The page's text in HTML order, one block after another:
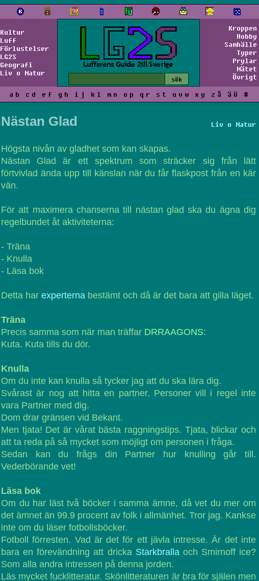
Kultur
Luff
Förlustelser
LG2S
Geografi
Liv o Natur
Kroppen
Hobby
Samhälle
Typer
Prylar
Nätet
Övrigt
a b c d e f g h i j k l m n o p q r s t u v w x y z å ä ö #
Liv o Natur
Nästan Glad
Högsta nivån av gladhet som kan skapas.
Nästan Glad är ett spektrum som sträcker sig från lätt
förtvivlad ända upp till känslan när du får flaskpost från en kär
vän.
För att maximera chanserna till nästan glad ska du ägna dig
regelbundet åt aktiviteterna:
- Träna
- Knulla
- Läsa bok
Detta har experterna bestämt och då är det bara att gilla läget.
Träna
Precis samma som när man träffar DRRAAGONS:
Kuta. Kuta tills du dör.
Knulla
Om du inte kan knulla så tycker jag att du ska lära dig.
Svårast är nog att hitta en partner. Personer vill i regel inte
vara Partner med dig.
Dom drar gränsen vid Bekant.
Men tjata! Det är vårat bästa raggningstips. Tjata, blickar och
att ta reda på så mycket som möjligt om personen i fråga.
Sedan kan du frågs din Partner hur knulling går till.
Vederbörande vet!
Läsa bok
Om du har läst två böcker i samma ämne, då vet du mer om
det ämnet än 99.9 procent av folk i allmänhet. Tror jag. Kankse
inte om du läser fotbollsböcker.
Fotboll förresten. Vad är det för ett jävla intresse. Är det inte
bara en förevändning att dricka Starkbrallaoch Smirnoff ice?
Som alla andra intressen på denna jorden.
Läs mycket fucklitteratur. Skönlitteraturen är bra för själen men